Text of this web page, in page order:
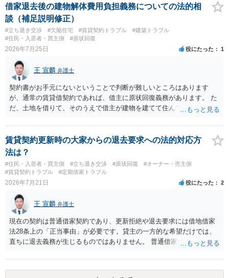
せんので、更新拒絶を拒否される方向性でよろしいかと存じます。 そ
の交渉の中で、一定の金銭をもらえれば退去には応じる旨交渉をして
みるのはいかがでしょうか。 過去に賃借人の許可なく無断で賃貸人が
入室する行為自体は不法行為となり、また刑事的にも住居侵入罪が成
立する可能性がありますので、これを理由に一定の金銭賠償を求める
借家退去後の建物解体費用負担義務についての法的相
談（補足説明修正）
#立ち退き交渉 #欠陥住宅 #賃貸契約トラブル
#建築トラブル
#住民・入居者・買主側
#原状回復
2026年7月25日 役にたった 1
王 宣麟 弁護士
契約書がお手元にないということで判断が難しいところはあります
が、通常の賃貸借契約であれば、借主に原状回復義務があります。 た
だ、土地を借りて、そのうえで借主が建物を建てて住んでいたケース
であれば、建物を収去して土地を明渡す義務は原則生じないはずで
す。 その後、建物を平屋に立て替えた場合であっても、貸主の承諾を
得ているのであれば、単純に費用を捻出した側に平屋の所有権が帰属
する、という話になるわけでもないように思います。 そのため、現
状、解体費用を負担することが明確な案件ではないため、まずは相手
に請求の根拠（なぜ当方が平屋の解体費用を負担しなければならない
賃貸契約更新時の大家からの退去要求への法的対応方
法は？
#住民・入居者・買主側 #立ち退き交渉 #原状回復
#オーナー・売主側
#賃貸契約トラブル
#定期借家トラブル
2026年7月21日 役にたった 2
王 宣麟 弁護士
現在の契約は普通借家契約であり、更新拒絶や退去要求には借地借家
法28条上の「正当事由」が必要です。貸主の一方的な希望だけでは、
直ちに退去義務が生じるものではありません。 普通借家契約から定期
新たな定期借家契約を締結する形になりますが、これは任意の合意が
前提であり、借主が同意しなければ成立しません。 12年間の居住実